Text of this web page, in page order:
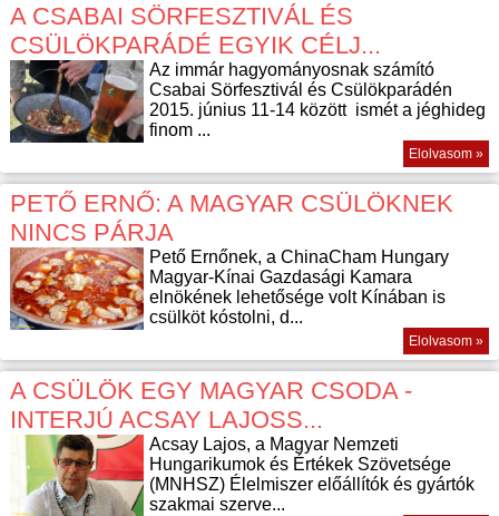
A CSABAI SÖRFESZTIVÁL ÉS
CSÜLÖKPARÁDÉ EGYIK CÉLJ...
Az immár hagyományosnak számító
Csabai Sörfesztivál és Csülökparádén
2015. június 11-14 között ismét a jéghideg
finom ...
Elolvasom »
PETŐ ERNŐ: A MAGYAR CSÜLÖKNEK
NINCS PÁRJA
Pető Ernőnek, a ChinaCham Hungary
Magyar-Kínai Gazdasági Kamara
elnökének lehetősége volt Kínában is
csülköt kóstolni, d...
Elolvasom »
A CSÜLÖK EGY MAGYAR CSODA -
INTERJÚ ACSAY LAJOSS...
Acsay Lajos, a Magyar Nemzeti
Hungarikumok és Értékek Szövetsége
(MNHSZ) Élelmiszer előállítók és gyártók
szakmai szerve...